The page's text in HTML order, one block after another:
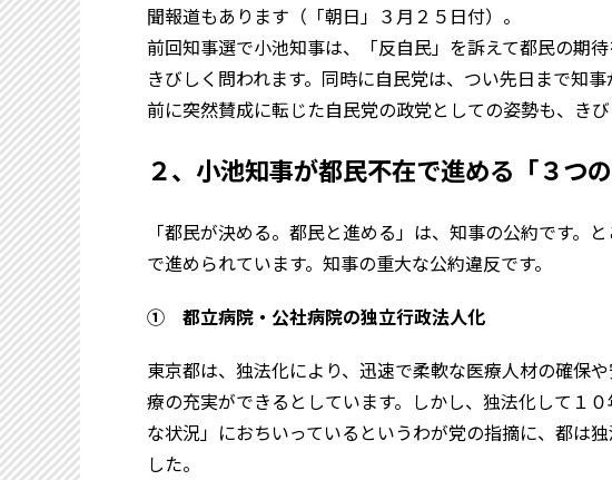
聞報道もあります（「朝日」３月２５日付）。
前回知事選で小池知事は、「反自民」を訴えて都民の期
きびしく問われます。同時に自民党は、つい先日まで知
前に突然賛成に転じた自民党の政党としての姿勢も、きび
２、小池知事が都民不在で進める「３つ
「都民が決める。都民と進める」は、知事の公約です。
で進められています。知事の重大な公約違反です。
① 都立病院・公社病院の独立行政法人化
東京都は、独法化により、迅速で柔軟な医療人材の確保
療の充実ができるとしています。しかし、独法化して１
な状況」におちいっているというわが党の指摘に、都は
した。